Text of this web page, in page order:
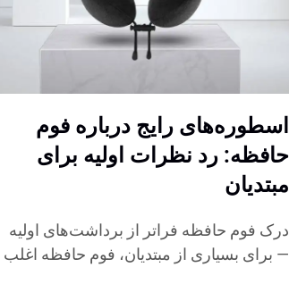
اسطوره‌های رایج درباره فوم
حافظه: رد نظرات اولیه برای
مبتدیان
درک فوم حافظه فراتر از برداشت‌های اولیه
— برای بسیاری از مبتدیان، فوم حافظه اغلب